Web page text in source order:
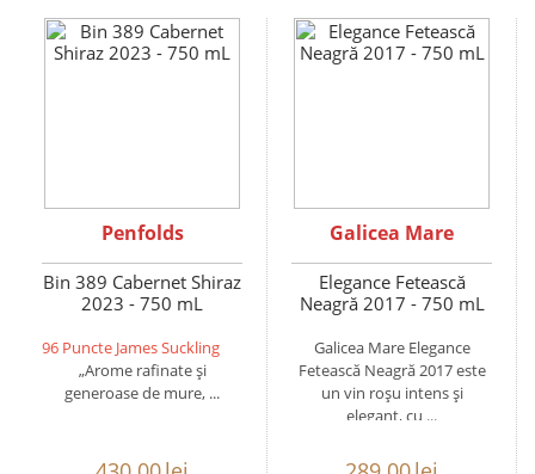
Penfolds
Bin 389 Cabernet Shiraz
2023 - 750 mL
96 Puncte James Suckling
„Arome rafinate și
generoase de mure, ...
Galicea Mare
Elegance Fetească
Neagră 2017 - 750 mL
Galicea Mare Elegance
Fetească Neagră 2017 este
un vin roșu intens și
elegant, cu ...